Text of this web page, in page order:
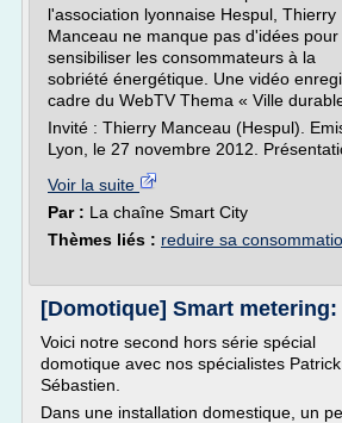
l'association lyonnaise Hespul, Thierry
Manceau ne manque pas d'idées pour
sensibiliser les consommateurs à la
sobriété énergétique. Une vidéo
cadre du WebTV Thema « Ville
Invité : Thierry Manceau (Hespul).
Lyon, le 27 novembre 2012.
Voir la suite
Par : La chaîne Smart City
Thèmes liés : reduire sa
[Domotique] Smart
Voici notre second hors série spécial
domotique avec nos spécialistes
Sébastien.
Dans une installation domestique, un